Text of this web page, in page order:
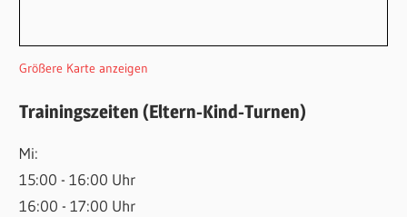
Größere Karte anzeigen
Trainingszeiten (Eltern-Kind-Turnen)
Mi:
15:00 - 16:00 Uhr
16:00 - 17:00 Uhr